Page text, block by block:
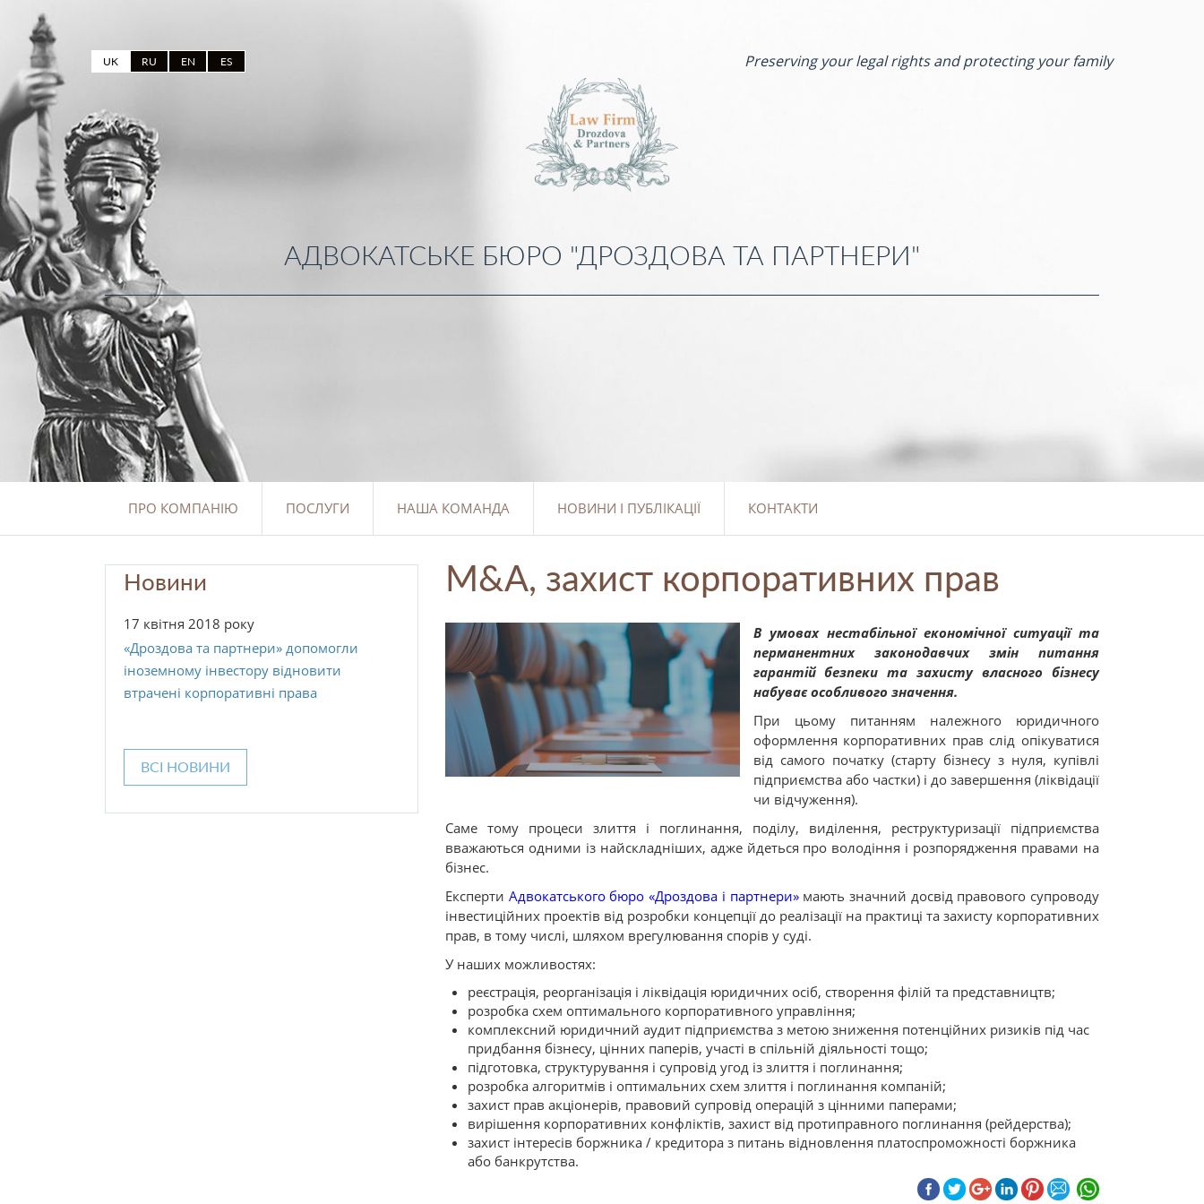
UK RU EN ES Preserving your legal rights and protecting your family
АДВОКАТСЬКЕ БЮРО "ДРОЗДОВА ТА ПАРТНЕРИ"
ПРО КОМПАНІЮ ПОСЛУГИ НАША КОМАНДА НОВИНИ І ПУБЛІКАЦІЇ КОНТАКТИ
Новини
17 квітня 2018 року
«Дроздова та партнери» допомогли
іноземному інвестору відновити
втрачені корпоративні права
ВСІ НОВИНИ
M&A, захист корпоративних прав
В умовах нестабільної економічної ситуації та
перманентних законодавчих змін питання
гарантій безпеки та захисту власного бізнесу
набуває особливого значення.
При цьому питанням належного юридичного
оформлення корпоративних прав слід опікуватися
від самого початку (старту бізнесу з нуля, купівлі
підприємства або частки) і до завершення (ліквідації
чи відчуження).
Саме тому процеси злиття і поглинання, поділу, виділення, реструктуризації підприємства
вважаються одними із найскладніших, адже йдеться про володіння і розпорядження правами на
бізнес.
Експерти Адвокатського бюро «Дроздова і партнери»мають значний досвід правового супроводу
інвестиційних проектів від розробки концепції до реалізації на практиці та захисту корпоративних
прав, в тому числі, шляхом врегулювання спорів у суді.
У наших можливостях:
реєстрація, реорганізація і ліквідація юридичних осіб, створення філій та представництв;
розробка схем оптимального корпоративного управління;
комплексний юридичний аудит підприємства з метою зниження потенційних ризиків під час
придбання бізнесу, цінних паперів, участі в спільній діяльності тощо;
підготовка, структурування і супровід угод із злиття і поглинання;
розробка алгоритмів і оптимальних схем злиття і поглинання компаній;
захист прав акціонерів, правовий супровід операцій з цінними паперами;
вирішення корпоративних конфліктів, захист від протиправного поглинання (рейдерства);
захист інтересів боржника / кредитора з питань відновлення платоспроможності боржника
або банкрутства.